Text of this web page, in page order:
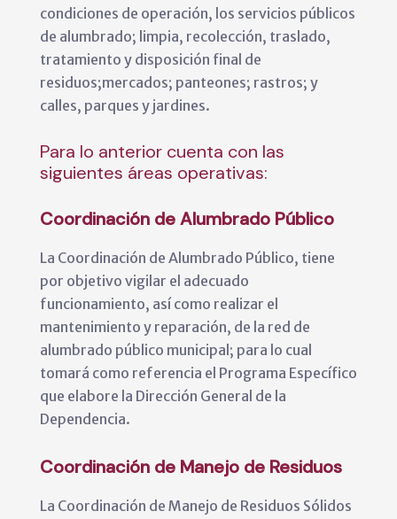
condiciones de operación, los servicios públicos
de alumbrado; limpia, recolección, traslado,
tratamiento y disposición final de
residuos;mercados; panteones; rastros; y
calles, parques y jardines.
Para lo anterior cuenta con las
siguientes áreas operativas:
Coordinación de Alumbrado Público
La Coordinación de Alumbrado Público, tiene
por objetivo vigilar el adecuado
funcionamiento, así como realizar el
mantenimiento y reparación, de la red de
alumbrado público municipal; para lo cual
tomará como referencia el Programa Específico
que elabore la Dirección General de la
Dependencia.
Coordinación de Manejo de Residuos
La Coordinación de Manejo de Residuos Sólidos